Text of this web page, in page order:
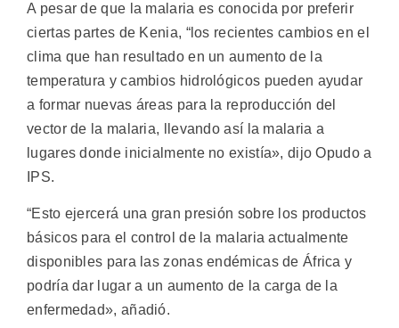
A pesar de que la malaria es conocida por preferir
ciertas partes de Kenia, “los recientes cambios en el
clima que han resultado en un aumento de la
temperatura y cambios hidrológicos pueden ayudar
a formar nuevas áreas para la reproducción del
vector de la malaria, llevando así la malaria a
lugares donde inicialmente no existía», dijo Opudo a
IPS.
“Esto ejercerá una gran presión sobre los productos
básicos para el control de la malaria actualmente
disponibles para las zonas endémicas de África y
podría dar lugar a un aumento de la carga de la
enfermedad», añadió.